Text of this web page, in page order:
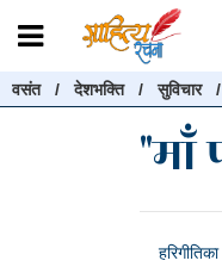
वसंत/देशभक्ति/सुविचार
"माँ
रचनाएँ खोजें
रचनाएँ खोजने के लिए